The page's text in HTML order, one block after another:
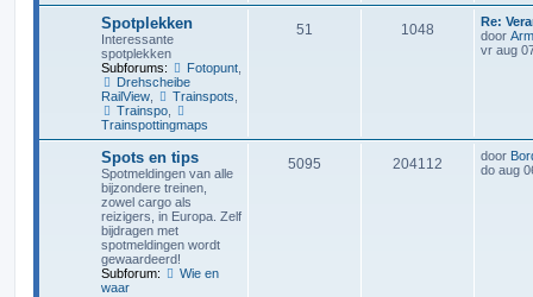
Spotplekken
Interessante
spotplekken
Subforums:
Fotopunt,
Drehscheibe
RailView
Trainspots
Trainspo,
Trainspottingmaps
51 1048
Re:
door
vr aug
Spots en tips
Spotmeldingen van alle
bijzondere treinen,
zowel cargo als
reizigers, in Europa. Zelf
bijdragen met
spotmeldingen wordt
gewaardeerd!
Subforum:
Wie en
waar
5095 204112 door
do aug